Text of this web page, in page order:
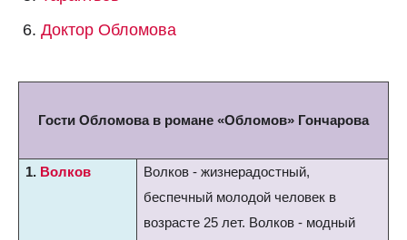
Доктор Обломова
Гости Обломова в романе «Обломов» Гончарова
1. Волков
Волков - жизнерадостный,
беспечный молодой человек в
возрасте 25 лет. Волков - модный